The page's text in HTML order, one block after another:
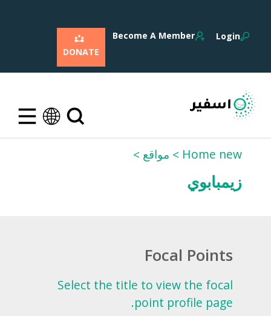
Login
Become A Member
DONATE
Home new مواقع
زيمبابوي
Focal Points
Select the title to view the focal
point profile page.